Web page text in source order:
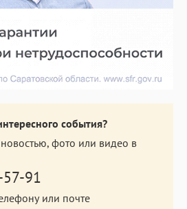
события?
фото или видео в
91
или почте